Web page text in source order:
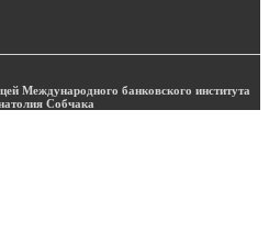
Международного банковского института
Собчака